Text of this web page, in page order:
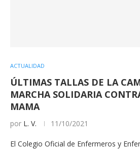
ACTUALIDAD
ÚLTIMAS TALLAS DE LA
MARCHA SOLIDARIA
MAMA
por L. V. 11/10/2021
El Colegio Oficial de Enfermeros y